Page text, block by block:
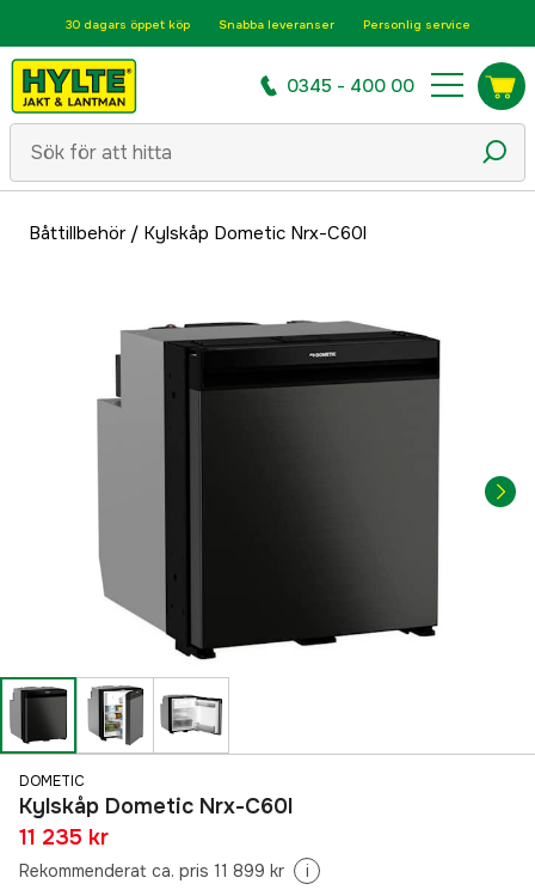
30 dagars öppet köp Snabba leveranser Personlig service
0345 - 400 00
Båttillbehör/ Kylskåp Dometic Nrx-C60l
DOMETIC
Kylskåp Dometic Nrx-C60l
11 235 kr
Rekommenderat ca. pris 11 899 kr i